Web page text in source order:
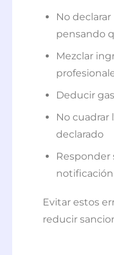
No
pensando
Mezclar
Deducir
No cuadrar
declarado
Responder
notificación
Evitar estos
reducir